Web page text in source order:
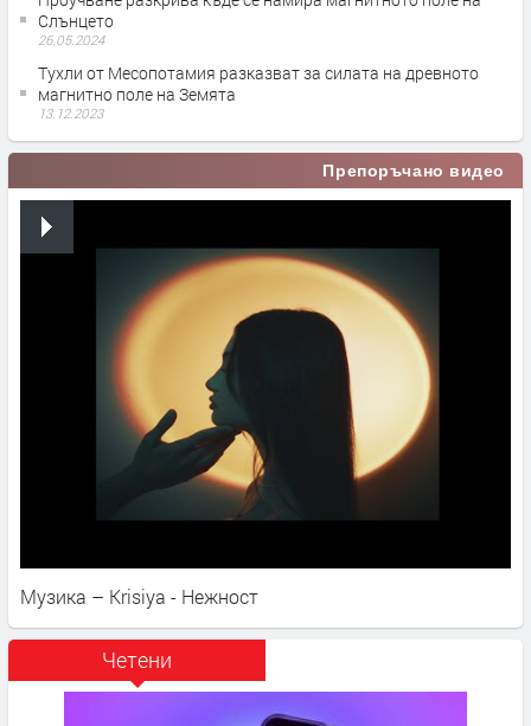
Слънцето
26.05.2024
Тухли от Месопотамия разказват за силата на древното
магнитно поле на Земята
13.12.2023
Препоръчано видео
Музика – Krisiya - Нежност
Четени